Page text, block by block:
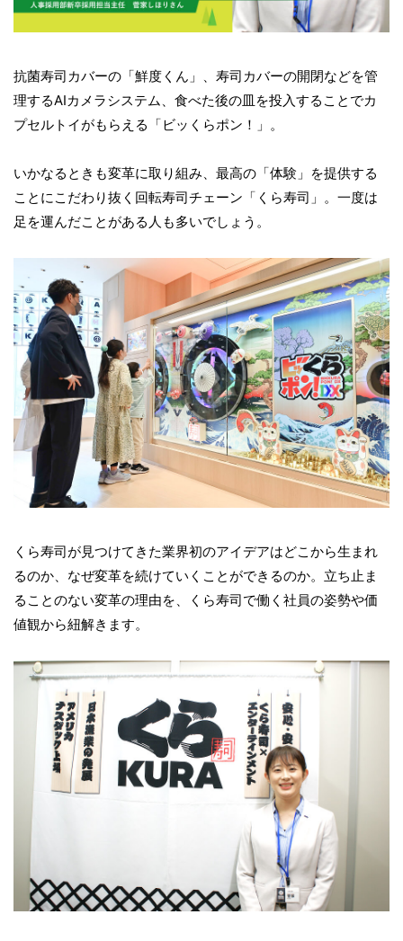
抗菌寿司カバーの「鮮度くん」、寿司カバーの開閉などを管
理するAIカメラシステム、食べた後の皿を投入することでカ
プセルトイがもらえる「ビッくらポン！」。
いかなるときも変革に取り組み、最高の「体験」を提供する
ことにこだわり抜く回転寿司チェーン「くら寿司」。一度は
足を運んだことがある人も多いでしょう。
くら寿司が見つけてきた業界初のアイデアはどこから生まれ
るのか、なぜ変革を続けていくことができるのか。立ち止ま
ることのない変革の理由を、くら寿司で働く社員の姿勢や価
値観から紐解きます。